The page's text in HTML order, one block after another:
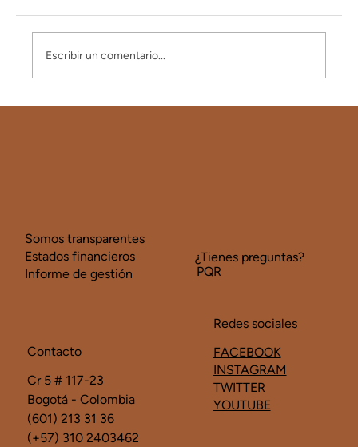
Escribir un comentario...
Somos transparentes
Estados financieros
Informe de gestión
Contacto
Cr 5 # 117-23
Bogotá - Colombia
(601) 213 31 36
(+57) 310 2403462
Redes sociales
FACEBOOK
INSTAGRAM
TWITTER
YOUTUBE
PQR
¿Tienes preguntas?